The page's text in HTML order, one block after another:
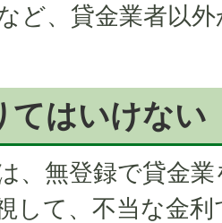
ど、貸金業者以
てはいけない
、無登録で貸金
して、不当な金